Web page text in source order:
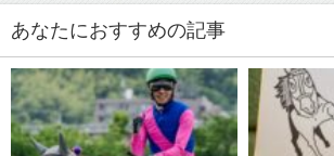
あなたにおすすめの記事